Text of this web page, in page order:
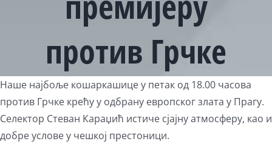
против Грчке
View
Larger
Image
Наше најбоље кошаркашице у петак од 18.00 часова
против Грчке крећу у одбрану европског злата у Прагу.
Селектор Стеван Караџић истиче сјајну атмосферу, као и
добре услове у чешкој престоници.